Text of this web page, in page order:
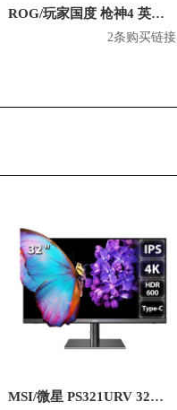
ROG/玩家国度 枪神4 英特尔款 2020款 15.6英寸游戏本
2条购买链接
MSI/微星 PS321URV 32英寸4K显示屏